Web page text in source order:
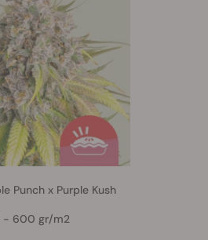
Punch x Purple Kush
- 600 gr/m2